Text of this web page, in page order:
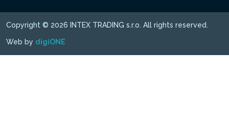
Copyright © 2026 INTEX TRADING s.r.o. All rights reserved.
Web by digiONE